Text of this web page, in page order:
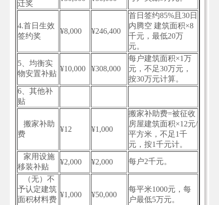
迁奖
4.首日生效
签约奖
¥8,000 ¥246,400
首日签约85%且30日
内腾空 建筑面积×8
千元，最低20万
元。
5、均衡实
物安置补贴
¥10,000 ¥308,000
每户建筑面积×1万
元，不足30万元，
按30万元计算。
6、其他补
贴
搬家补助
费
¥12 ¥1,000
搬家补助费=被征收
房屋建筑面积×12元/
平方米，不足1千
元，按1千元计。
家用设施
移装补贴
¥2,000 ¥2,000 每户2千元。
（无）不
予认定建筑
面积材料费
¥1,000 ¥50,000
每平米1000元，每
户最低5万元。